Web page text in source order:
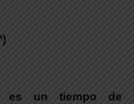
es un tiempo de